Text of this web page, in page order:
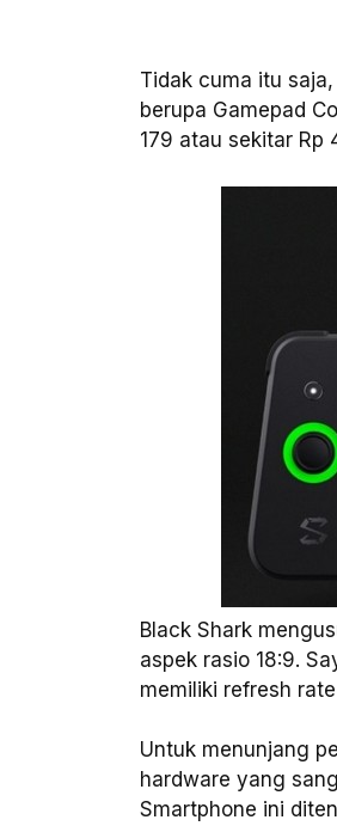
Tidak cuma itu
berupa Gamepad
179 atau sekitar Rp
Black Shark
aspek rasio 18:9.
memiliki refresh
Untuk menunjang
hardware yang
Smartphone ini